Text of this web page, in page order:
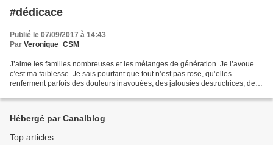
#dédicace
Publié le 07/09/2017 à 14:43
Par Veronique_CSM
J’aime les familles nombreuses et les mélanges de génération. Je l’avoue
c’est ma faiblesse. Je sais pourtant que tout n’est pas rose, qu’elles
renferment parfois des douleurs inavouées, des jalousies destructrices, des
Hébergé par Canalblog
Top articles